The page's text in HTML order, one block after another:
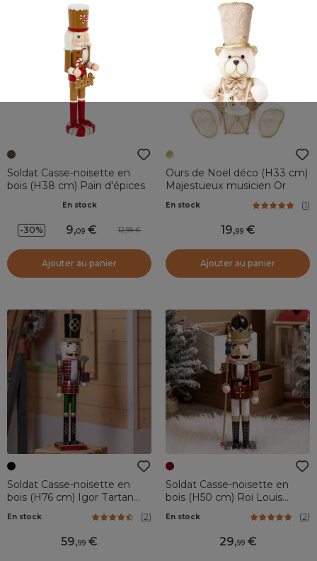
Soldat Casse-noisette en
bois (H38 cm) Pain d'épices
En stock
-30% 9,09 12,99
Ajouter au panier
Ours de Noël déco (H33 cm)
Majestueux musicien Or
En stock (1)
19,99
Ajouter au panier
Soldat Casse-noisette en
bois (H76 cm) Igor Tartan
En stock (2)
59,99
Soldat Casse-noisette en
bois (H50 cm) Roi Louis
En stock (2)
29,99